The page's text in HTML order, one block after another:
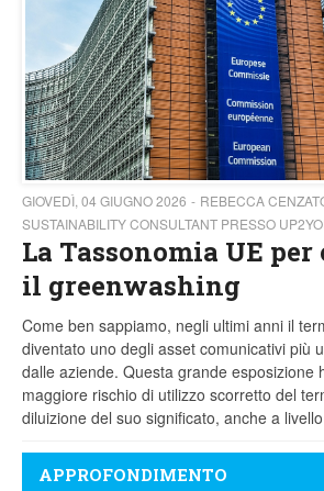
GIOVEDÌ, 04 GIUGNO 2026
REBECCA
SUSTAINABILITY CONSULTANT PRESSO
La Tassonomia UE
il greenwashing
Come ben sappiamo, negli ultimi anni il
diventato uno degli asset comunicativi più
dalle aziende. Questa grande esposizione
maggiore rischio di utilizzo scorretto del
diluizione del suo significato, anche a
APPROFONDIMENTO